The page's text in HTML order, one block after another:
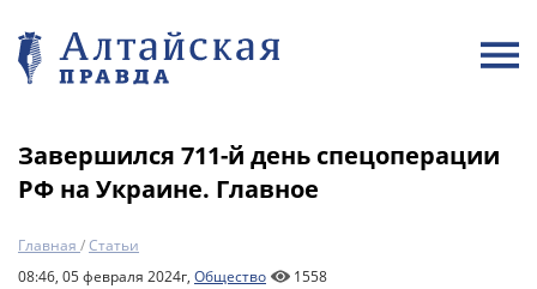
Завершился 711-й день спецоперации
РФ на Украине. Главное
Главная /Статьи
08:46, 05 февраля 2024г, Общество 1558